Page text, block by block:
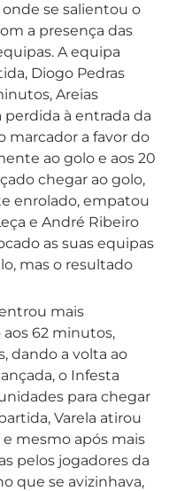
se salientou o
a presença das
A equipa
Diogo Pedras
Areias
à entrada da
marcador a favor do
ao golo e aos 20
chegar ao golo,
enrolado, empatou
e André Ribeiro
as suas equipas
mas o resultado
mais
62 minutos,
dando a volta ao
o Infesta
para chegar
Varela atirou
mesmo após mais
pelos jogadores da
que se avizinhava,